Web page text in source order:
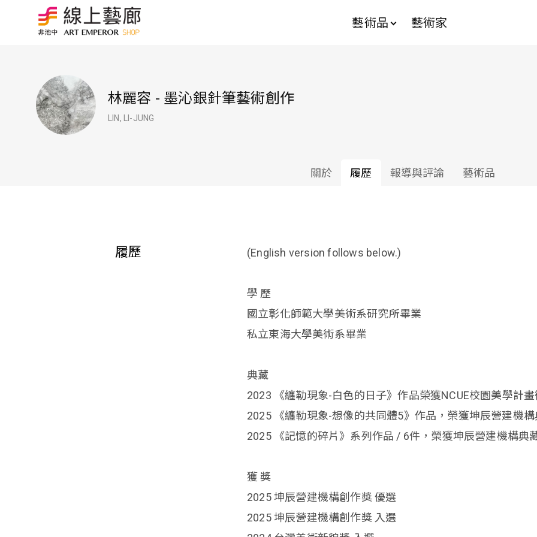
藝術品 藝術家
林麗容 - 墨沁銀針筆藝術創作
LIN, LI-JUNG
關於 履歷 報導與評論 藝術品
履歷 (English version follows below.)
學 歷
國立彰化師範大學美術系研究所畢業
私立東海大學美術系畢業
典藏
2023 《纏勒現象-白色的日子》作品榮獲NCUE校園美學計
2025 《纏勒現象-想像的共同體5》作品，榮獲坤辰營建機構
2025 《記憶的碎片》系列作品 / 6件，榮獲坤辰營建機構典
獲 獎
2025 坤辰營建機構創作獎 優選
2025 坤辰營建機構創作獎 入選